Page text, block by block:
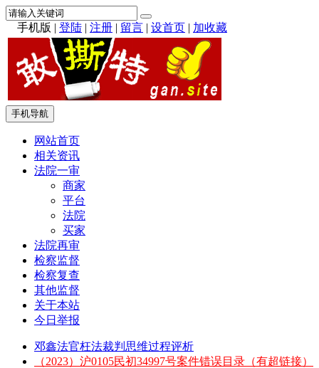
手机版 | 登陆 | 注册 | 留言 | 设首页 | 加收藏
手机导航
网站首页
相关资讯
法院一审
商家
平台
法院
买家
法院再审
检察监督
检察复查
其他监督
关于本站
今日举报
邓鑫法官枉法裁判思维过程评析
（2023）沪0105民初34997号案件错误目录（有超链接）